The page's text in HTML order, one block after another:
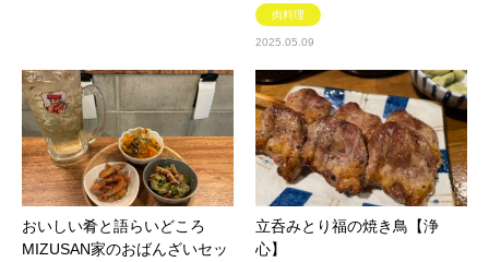
肉料理
2025.05.09
おいしい肴と語らいどころ
MIZUSAN家のおばんざいセッ
立呑みとり福の焼き鳥【浄
心】